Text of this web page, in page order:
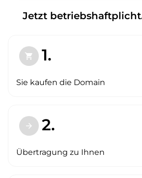
Jetzt
shopping_cart 1.
Sie kaufen die Domain
arrow_forward 2.
Übertragung zu Ihnen